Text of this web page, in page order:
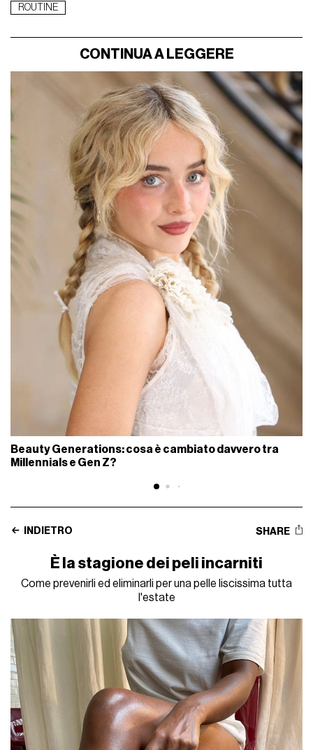
ROUTINE
CONTINUA A LEGGERE
Beauty Generations: cosa è cambiato davvero tra
Millennials e Gen Z?
INDIETRO SHARE
È la stagione dei peli incarniti
Come prevenirli ed eliminarli per una pelle liscissima tutta
l'estate